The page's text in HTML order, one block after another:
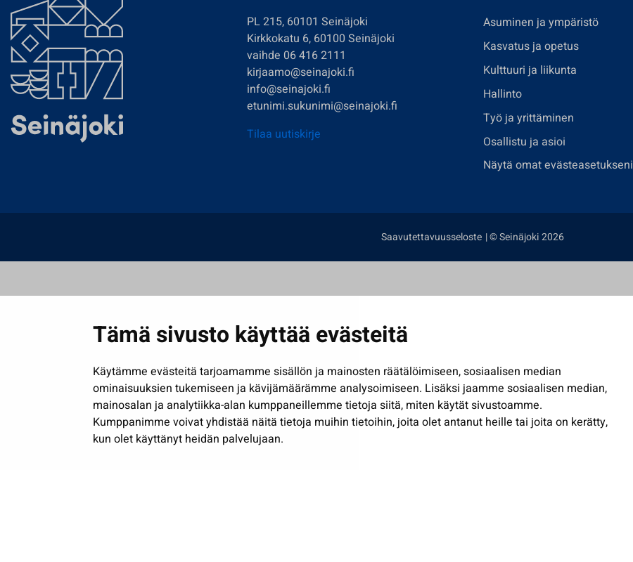
Tämä sivusto käyttää evästeitä
Käytämme evästeitä tarjoamamme sisällön ja mainosten räätälöimiseen, sosiaalisen median
ominaisuuksien tukemiseen ja kävijämäärämme analysoimiseen. Lisäksi jaamme sosiaalisen median,
mainosalan ja analytiikka-alan kumppaneillemme tietoja siitä, miten käytät sivustoamme.
Kumppanimme voivat yhdistää näitä tietoja muihin tietoihin, joita olet antanut heille tai joita on kerätty,
kun olet käyttänyt heidän palvelujaan.
PL 215, 60101 Seinäjoki
Kirkkokatu 6, 60100 Seinäjoki
vaihde 06 416 2111
kirjaamo@seinajoki.fi
info@seinajoki.fi
etunimi.sukunimi@seinajoki.fi
Tilaa uutiskirje
Asuminen ja ympäristö
Kasvatus ja opetus
Kulttuuri ja liikunta
Hallinto
Työ ja yrittäminen
Osallistu ja asioi
Näytä omat evästeasetukseni
Saavutettavuusseloste | © Seinäjoki 2026